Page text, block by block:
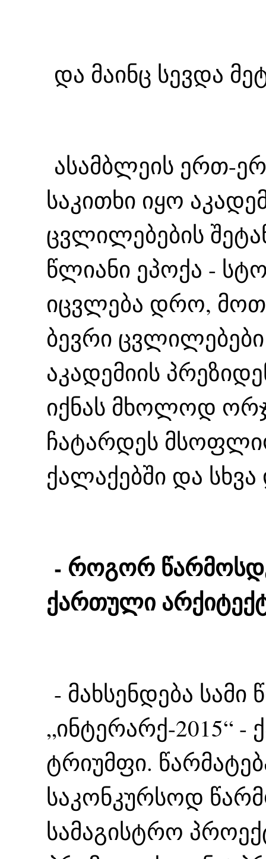
და მაინც სევდა
ასამბლეის ერთ-
საკითხი იყო
ცვლილებების
წლიანი ეპოქა -
იცვლება დრო,
ბევრი
აკადემიის
იქნას მხოლოდ
ჩატარდეს
ქალაქებში და სხვა
- როგორ
ქართული
- მახსენდება
„ინტერარქ-2015“
ტრიუმფი.
საკონკურსოდ
სამაგისტრო